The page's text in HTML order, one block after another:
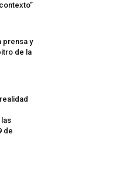
prensa y
de la
de